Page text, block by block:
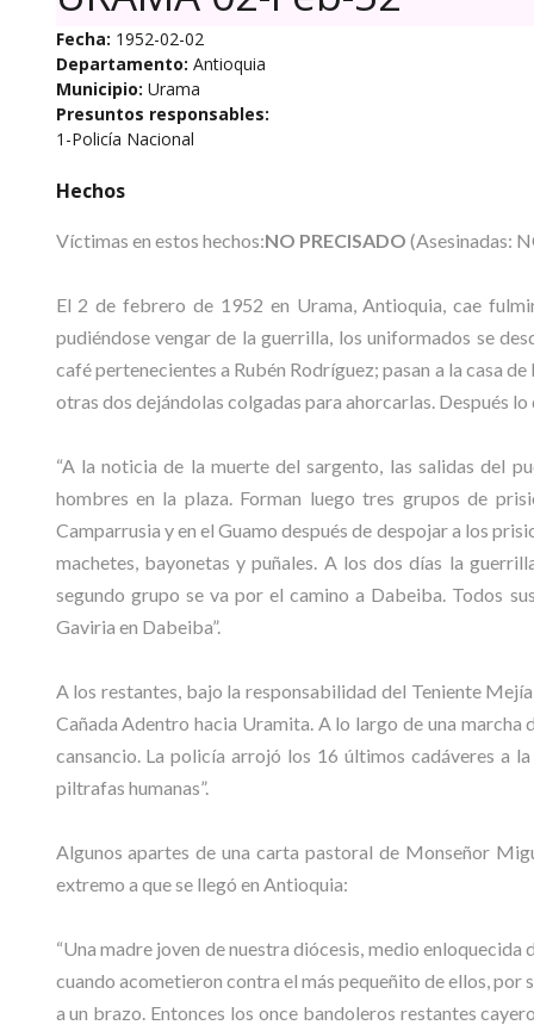
Fecha: 1952-02-02
Departamento: Antioquia
Municipio: Urama
Presuntos responsables:
1-Policía Nacional
Hechos
Víctimas en estos hechos:NO PRECISADO (Asesinadas:
El 2 de febrero de 1952 en Urama, Antioquia, cae
pudiéndose vengar de la guerrilla, los uniformados se
café pertenecientes a Rubén Rodríguez; pasan a la casa
otras dos dejándolas colgadas para ahorcarlas. Después lo
“A la noticia de la muerte del sargento, las salidas del
hombres en la plaza. Forman luego tres grupos de
Camparrusia y en el Guamo después de despojar a los
machetes, bayonetas y puñales. A los dos días la
segundo grupo se va por el camino a Dabeiba. Todos
Gaviria en Dabeiba”.
A los restantes, bajo la responsabilidad del Teniente
Cañada Adentro hacia Uramita. A lo largo de una marcha
cansancio. La policía arrojó los 16 últimos cadáveres a
piltrafas humanas”.
Algunos apartes de una carta pastoral de Monseñor
extremo a que se llegó en Antioquia:
“Una madre joven de nuestra diócesis, medio
cuando acometieron contra el más pequeñito de ellos,
a un brazo. Entonces los once bandoleros restantes